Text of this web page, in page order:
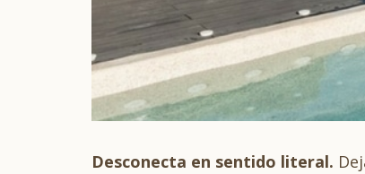
Desconecta en sentido literal.